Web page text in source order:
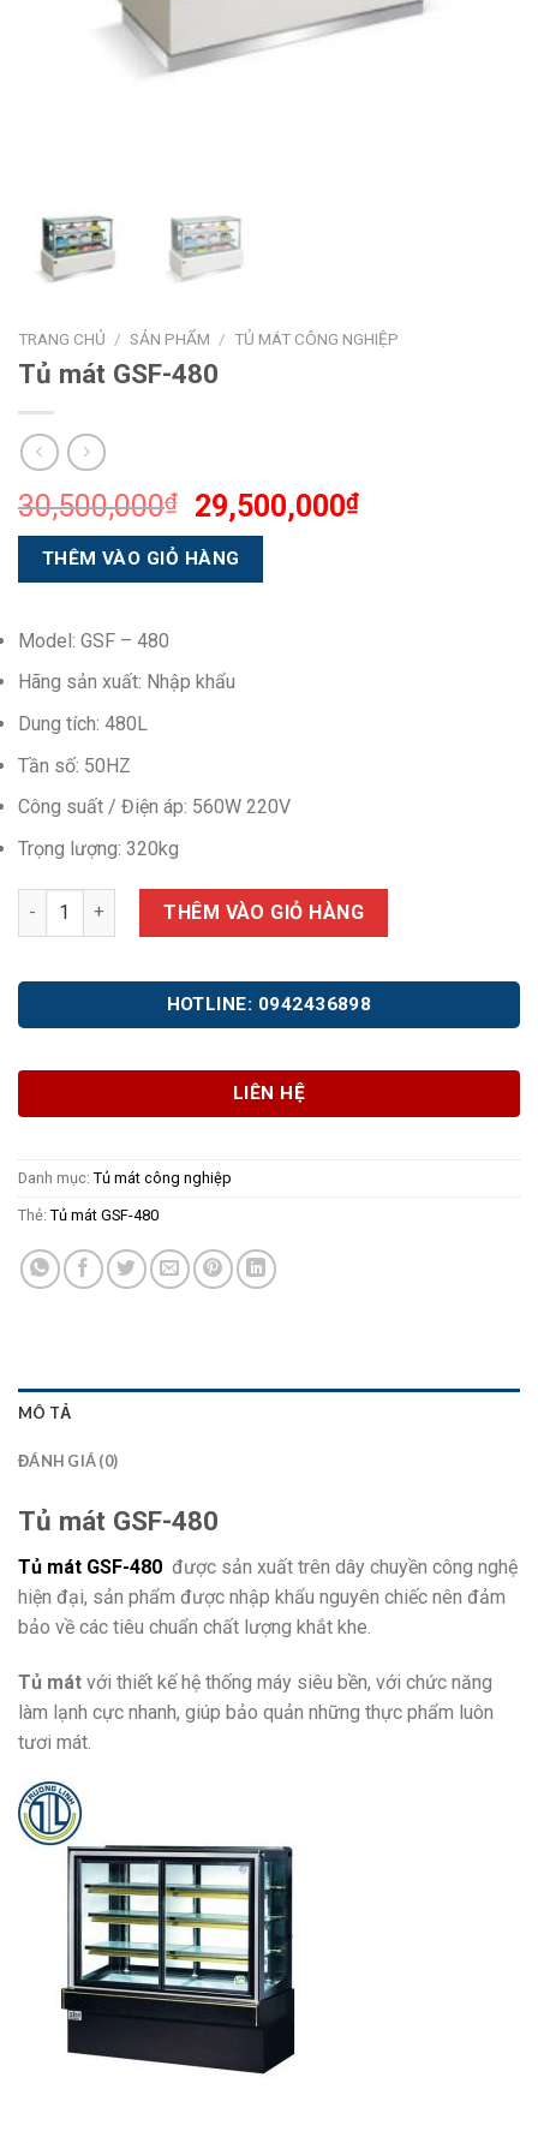
TRANG CHỦ / SẢN PHẨM / TỦ MÁT CÔNG NGHIỆP
Tủ mát GSF-480
30,500,000₫
Giá
gốc
là:
30,500,000₫.
29,500,000₫Giá
Model: GSF – 480
Hãng sản xuất: Nhập khẩu
Dung tích: 480L
Tần số: 50HZ
Công suất / Điện áp: 560W 220V
Trọng lượng: 320kg
Tủ mát GSF-480 số lượngTHÊM VÀO GIỎ HÀNG
HOTLINE: 0942436898
LIÊN HỆ
Danh mục: Tủ mát công nghiệp
Thẻ: Tủ mát GSF-480
MÔ TẢ
ĐÁNH GIÁ (0)
Tủ mát GSF-480
Tủ mát GSF-480 được sản xuất trên dây chuyền công nghệ
hiện đại, sản phẩm được nhập khẩu nguyên chiếc nên đảm
bảo về các tiêu chuẩn chất lượng khắt khe.
Tủ mát với thiết kế hệ thống máy siêu bền, với chức năng
làm lạnh cực nhanh, giúp bảo quản những thực phẩm luôn
tươi mát.